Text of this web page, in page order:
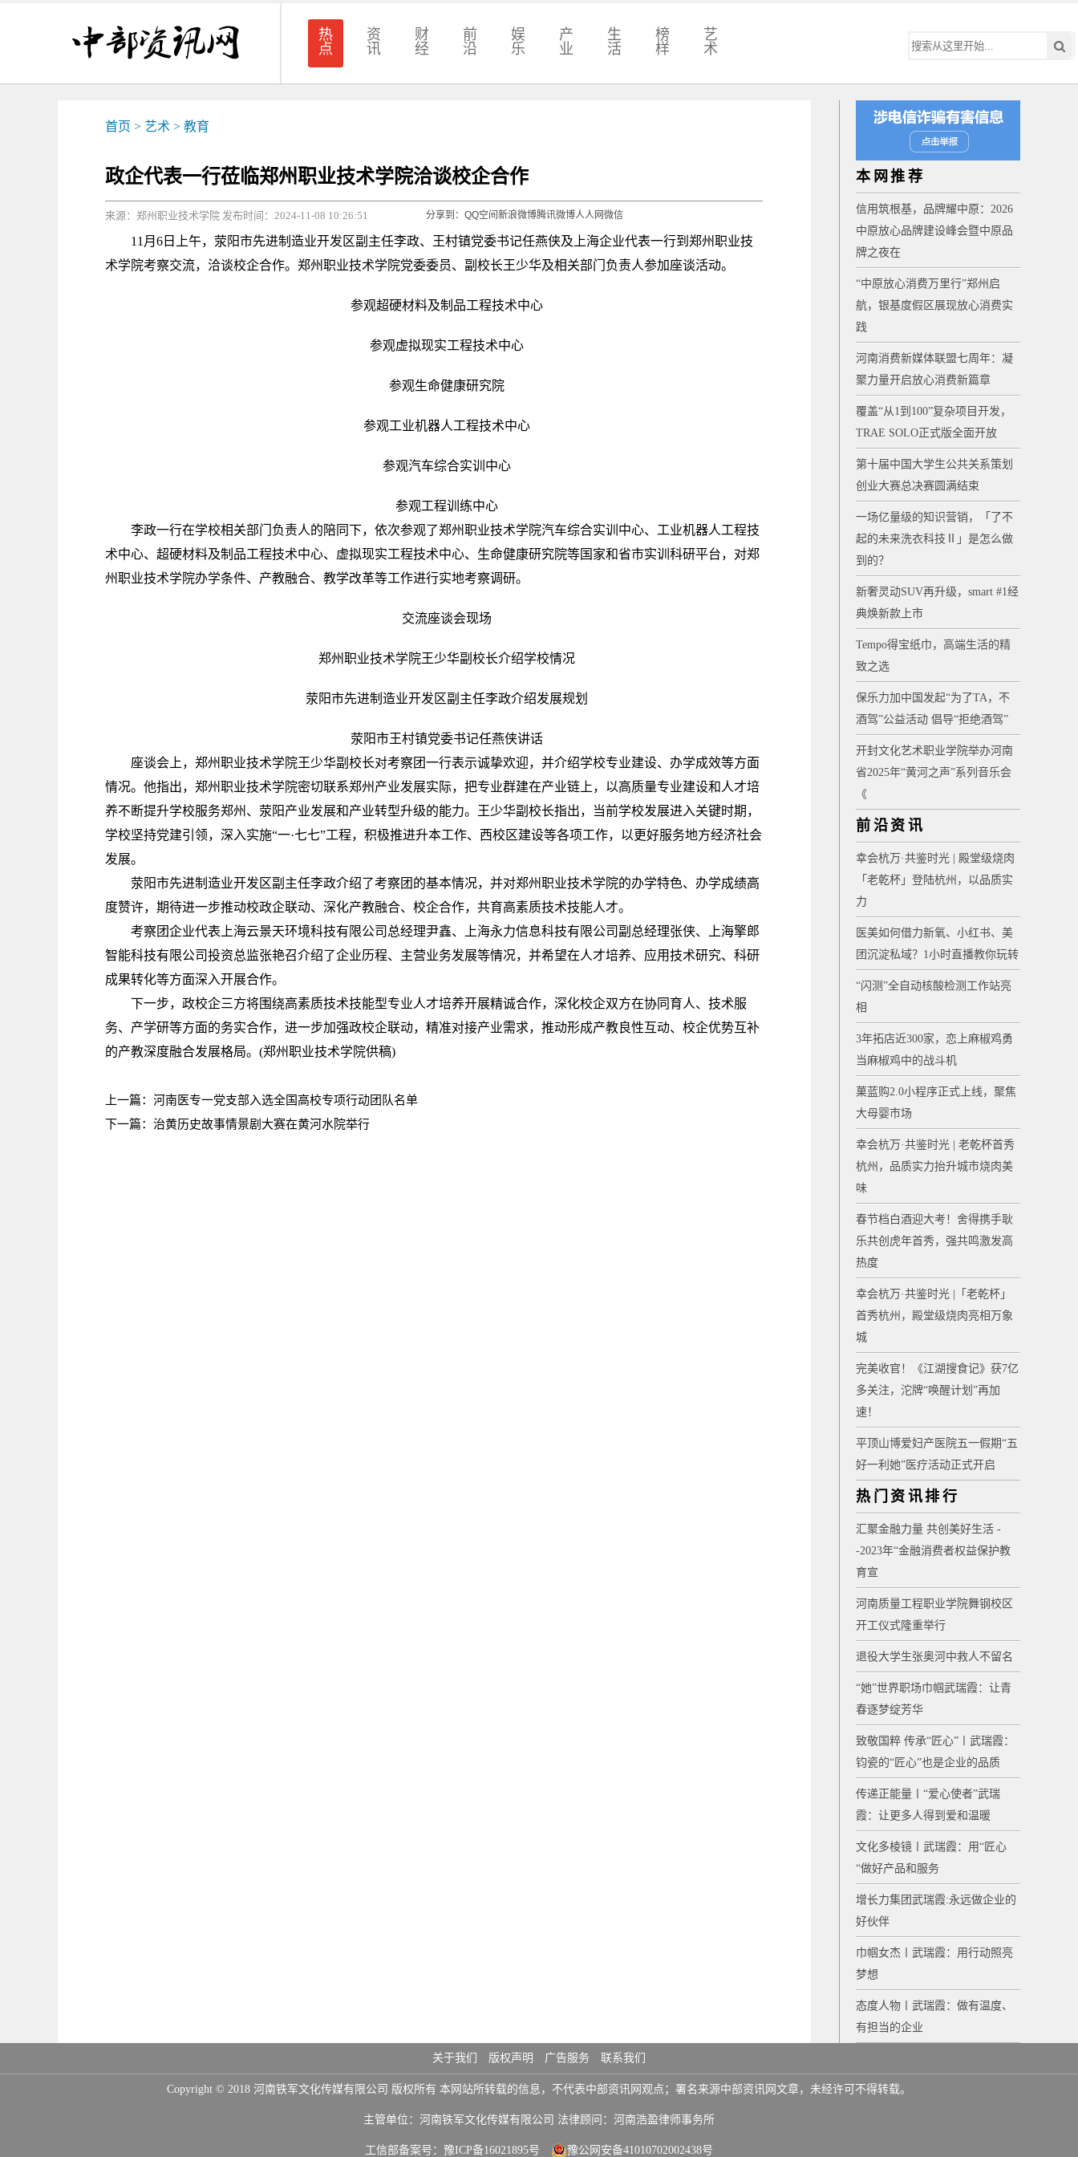
热
点
资
讯
财
经
前
沿
娱
乐
产
业
生
活
榜
样
艺
术
首页 > 艺术 > 教育
政企代表一行莅临郑州职业技术学院洽谈校企合作
来源：郑州职业技术学院 发布时间：2024-11-08 10:26:51 分享到： QQ空间 新浪微博腾讯微博人人网微信
11月6日上午，荥阳市先进制造业开发区副主任李政、王村镇党委书记任燕侠及上海企业代表一行到郑州职业技
术学院考察交流，洽谈校企合作。郑州职业技术学院党委委员、副校长王少华及相关部门负责人参加座谈活动。
参观超硬材料及制品工程技术中心
参观虚拟现实工程技术中心
参观生命健康研究院
参观工业机器人工程技术中心
参观汽车综合实训中心
参观工程训练中心
李政一行在学校相关部门负责人的陪同下，依次参观了郑州职业技术学院汽车综合实训中心、工业机器人工程技
术中心、超硬材料及制品工程技术中心、虚拟现实工程技术中心、生命健康研究院等国家和省市实训科研平台，对郑
州职业技术学院办学条件、产教融合、教学改革等工作进行实地考察调研。
交流座谈会现场
郑州职业技术学院王少华副校长介绍学校情况
荥阳市先进制造业开发区副主任李政介绍发展规划
荥阳市王村镇党委书记任燕侠讲话
座谈会上，郑州职业技术学院王少华副校长对考察团一行表示诚挚欢迎，并介绍学校专业建设、办学成效等方面
情况。他指出，郑州职业技术学院密切联系郑州产业发展实际，把专业群建在产业链上，以高质量专业建设和人才培
养不断提升学校服务郑州、荥阳产业发展和产业转型升级的能力。王少华副校长指出，当前学校发展进入关键时期，
学校坚持党建引领，深入实施“一·七七”工程，积极推进升本工作、西校区建设等各项工作，以更好服务地方经济社会
发展。
荥阳市先进制造业开发区副主任李政介绍了考察团的基本情况，并对郑州职业技术学院的办学特色、办学成绩高
度赞许，期待进一步推动校政企联动、深化产教融合、校企合作，共育高素质技术技能人才。
考察团企业代表上海云景天环境科技有限公司总经理尹鑫、上海永力信息科技有限公司副总经理张侠、上海擎郎
智能科技有限公司投资总监张艳召介绍了企业历程、主营业务发展等情况，并希望在人才培养、应用技术研究、科研
成果转化等方面深入开展合作。
下一步，政校企三方将围绕高素质技术技能型专业人才培养开展精诚合作，深化校企双方在协同育人、技术服
务、产学研等方面的务实合作，进一步加强政校企联动，精准对接产业需求，推动形成产教良性互动、校企优势互补
的产教深度融合发展格局。(郑州职业技术学院供稿)
上一篇： 河南医专一党支部入选全国高校专项行动团队名单
下一篇： 治黄历史故事情景剧大赛在黄河水院举行
本网推荐
信用筑根基，品牌耀中原：2026
中原放心品牌建设峰会暨中原品
牌之夜在
“中原放心消费万里行”郑州启
航，银基度假区展现放心消费实
践
河南消费新媒体联盟七周年：凝
聚力量开启放心消费新篇章
覆盖“从1到100”复杂项目开发，
TRAE SOLO正式版全面开放
第十届中国大学生公共关系策划
创业大赛总决赛圆满结束
一场亿量级的知识营销，「了不
起的未来洗衣科技Ⅱ」是怎么做
到的？
新奢灵动SUV再升级，smart #1经
典焕新款上市
Tempo得宝纸巾，高端生活的精
致之选
保乐力加中国发起“为了TA，不
酒驾”公益活动 倡导“拒绝酒驾”
开封文化艺术职业学院举办河南
省2025年“黄河之声”系列音乐会
《
前沿资讯
幸会杭万·共鉴时光 | 殿堂级烧肉
「老乾杯」登陆杭州，以品质实
力
医美如何借力新氧、小红书、美
团沉淀私域？1小时直播教你玩转
“闪测”全自动核酸检测工作站亮
相
3年拓店近300家，恋上麻椒鸡勇
当麻椒鸡中的战斗机
菓蓝购2.0小程序正式上线，聚焦
大母婴市场
幸会杭万·共鉴时光 | 老乾杯首秀
杭州，品质实力抬升城市烧肉美
味
春节档白酒迎大考！舍得携手耿
乐共创虎年首秀，强共鸣激发高
热度
幸会杭万·共鉴时光 |「老乾杯」
首秀杭州，殿堂级烧肉亮相万象
城
完美收官！《江湖搜食记》获7亿
多关注，沱牌“唤醒计划”再加
速！
平顶山博爱妇产医院五一假期“五
好一利她”医疗活动正式开启
热门资讯排行
汇聚金融力量 共创美好生活 -
-2023年“金融消费者权益保护教
育宣
河南质量工程职业学院舞钢校区
开工仪式隆重举行
退役大学生张奥河中救人不留名
“她”世界职场巾帼武瑞霞：让青
春逐梦绽芳华
致敬国粹 传承“匠心”〡武瑞霞：
钧瓷的“匠心”也是企业的品质
传递正能量〡“爱心使者”武瑞
霞：让更多人得到爱和温暖
文化多棱镜〡武瑞霞：用“匠心
“做好产品和服务
增长力集团武瑞霞:永远做企业的
好伙伴
巾帼女杰〡武瑞霞：用行动照亮
梦想
态度人物〡武瑞霞：做有温度、
有担当的企业
关于我们 版权声明 广告服务 联系我们
Copyright © 2018 河南铁军文化传媒有限公司 版权所有 本网站所转载的信息，不代表中部资讯网观点；署名来源中部资讯网文章，未经许可不得转载。
主管单位：河南铁军文化传媒有限公司 法律顾问：河南浩盈律师事务所
工信部备案号： 豫ICP备16021895号 豫公网安备41010702002438号